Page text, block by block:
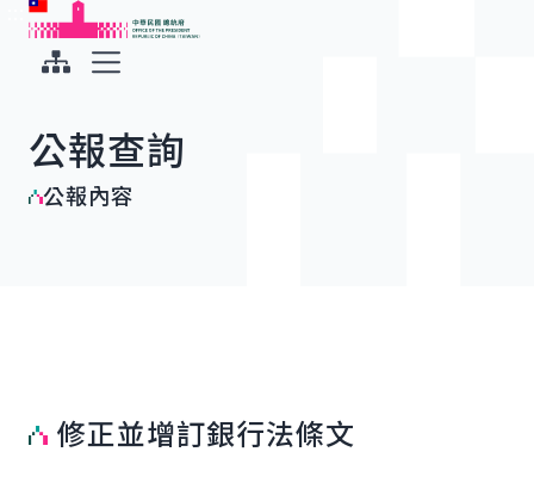
跳到主要內容
中華民國總統府
公報查詢
公報內容
修正並增訂銀行法條文